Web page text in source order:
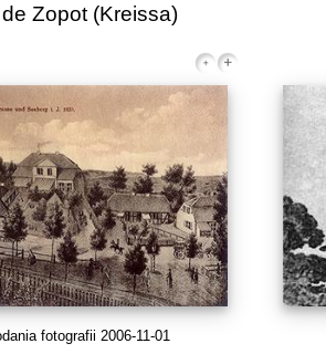
Zopot (Kreissa)
fotografii 2006-11-01